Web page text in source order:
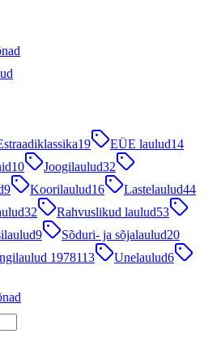
19 EÜE laulud14
10 Joogilaulud32
9 Koorilaulud16 Lastelaulud44
32 Rahvuslikud laulud53
9 Sõduri- ja sõjalaulud20
1978113 Unelaulud6